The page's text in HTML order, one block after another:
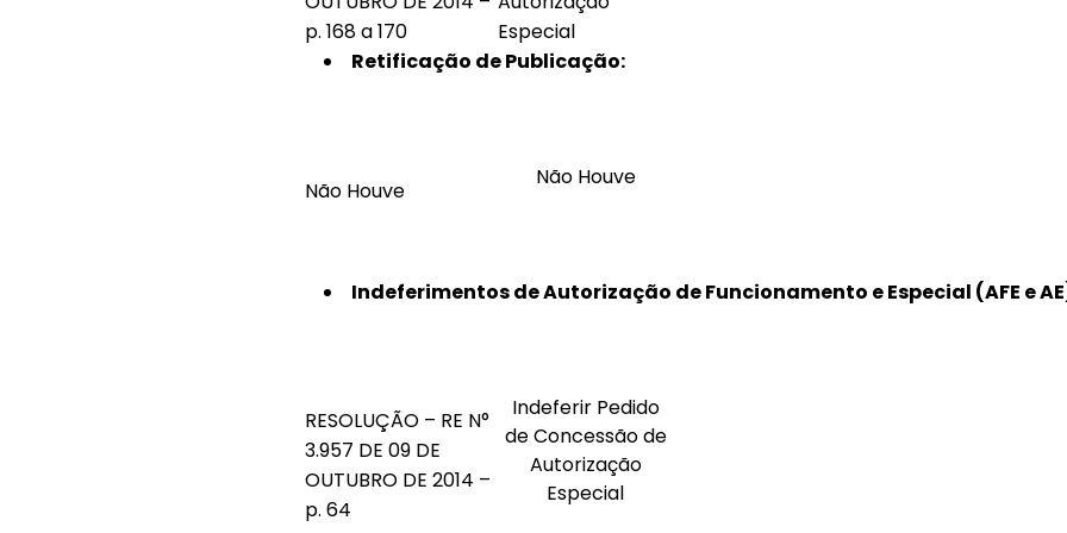
p. 168 a 170
Especial
Retificação de Publicação:
Não Houve
Não Houve
Indeferimentos de Autorização de Funcionamento e Especial (AFE e
RESOLUÇÃO – RE N°
3.957 DE 09 DE
OUTUBRO DE 2014 –
p. 64
Indeferir Pedido
de Concessão de
Autorização
Especial